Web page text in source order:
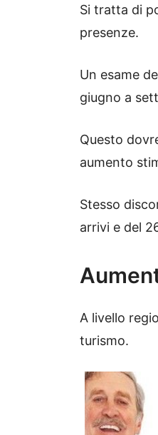
Si tratta di
presenze.
Un esame
giugno a
Questo
aumento
Stesso
arrivi e del
A livello
turismo.